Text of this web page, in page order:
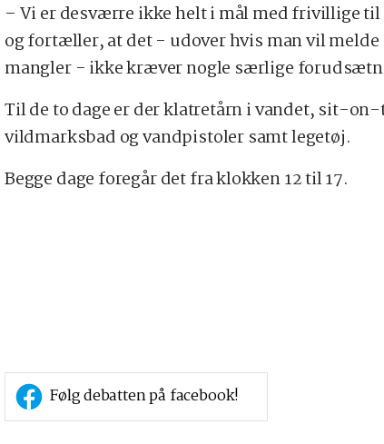
– Vi er desværre ikke helt i mål med frivillige
og fortæller, at det - udover hvis man vil
mangler - ikke kræver nogle særlige
Til de to dage er der klatretårn i vandet, sit-
vildmarksbad og vandpistoler samt legetøj.
Begge dage foregår det fra klokken 12 til 17.
Følg debatten på facebook!